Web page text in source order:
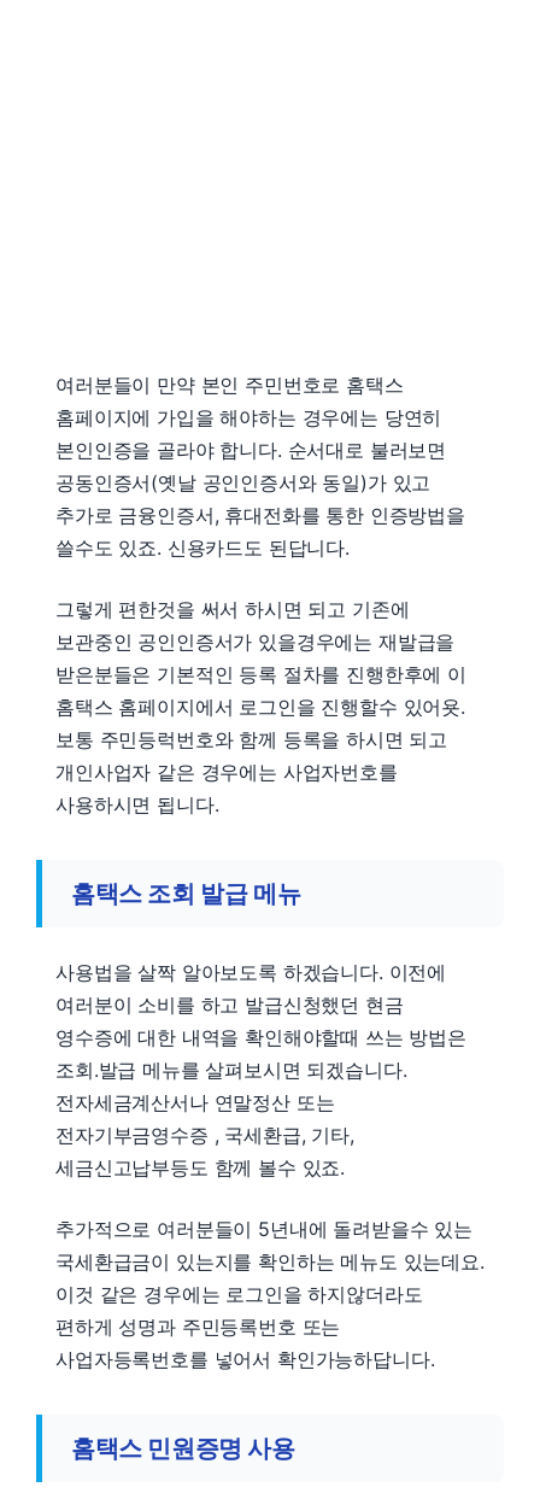
여러분들이 만약 본인 주민번호로 홈택스
홈페이지에 가입을 해야하는 경우에는 당연히
본인인증을 골라야 합니다. 순서대로 불러보면
공동인증서(옛날 공인인증서와 동일)가 있고
추가로 금융인증서, 휴대전화를 통한 인증방법을
쓸수도 있죠. 신용카드도 된답니다.
그렇게 편한것을 써서 하시면 되고 기존에
보관중인 공인인증서가 있을경우에는 재발급을
받은분들은 기본적인 등록 절차를 진행한후에 이
홈택스 홈페이지에서 로그인을 진행할수 있어욧.
보통 주민등럭번호와 함께 등록을 하시면 되고
개인사업자 같은 경우에는 사업자번호를
사용하시면 됩니다.
홈택스 조회 발급 메뉴
사용법을 살짝 알아보도록 하겠습니다. 이전에
여러분이 소비를 하고 발급신청했던 현금
영수증에 대한 내역을 확인해야할때 쓰는 방법은
조회.발급 메뉴를 살펴보시면 되겠습니다.
전자세금계산서나 연말정산 또는
전자기부금영수증 , 국세환급, 기타,
세금신고납부등도 함께 볼수 있죠.
추가적으로 여러분들이 5년내에 돌려받을수 있는
국세환급금이 있는지를 확인하는 메뉴도 있는데요.
이것 같은 경우에는 로그인을 하지않더라도
편하게 성명과 주민등록번호 또는
사업자등록번호를 넣어서 확인가능하답니다.
홈택스 민원증명 사용